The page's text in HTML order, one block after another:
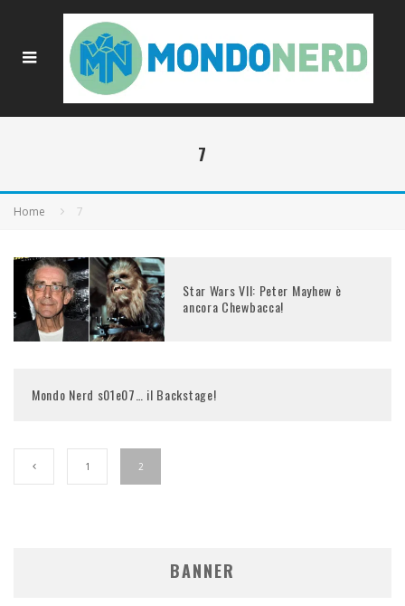
7
Home 7
Star Wars VII: Peter Mayhew è
ancora Chewbacca!
Mondo Nerd s01e07… il Backstage!
1 2
BANNER